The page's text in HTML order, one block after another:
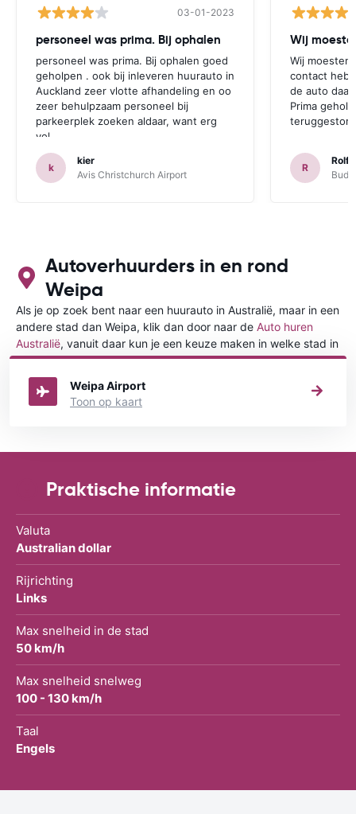
03-01-2023
personeel was prima. Bij ophalen
personeel was prima. Bij ophalen goed
geholpen . ook bij inleveren huurauto in
Auckland zeer vlotte afhandeling en oo
zeer behulpzaam personeel bij
parkeerplek zoeken aldaar, want erg
vol.
k
kier
Avis Christchurch Airport
Wij
Wij moesten
contact
de auto
Prima
R
Rolf
Autoverhuurders in en rond
Weipa
Als je op zoek bent naar een huurauto in Australië, maar in een
andere stad dan Weipa, klik dan door naar de Auto huren
Australië, vanuit daar kun je een keuze maken in welke stad in
Australië je een auto huren wilt.
Weipa Airport
Toon op kaart
Praktische informatie
Valuta
Australian dollar
Rijrichting
Links
Max snelheid in de stad
50 km/h
Max snelheid snelweg
100 - 130 km/h
Taal
Engels